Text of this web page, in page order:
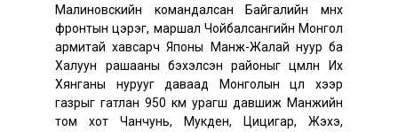
Малиновскийн командалсан Байгалийн өмнөх
фронтын цэрэг, маршал Чойбалсангийн Монгол
армитай хавсарч Японы Манж-Жалай нуур ба
Халуун рашааны бэхэлсэн районыг цөмлөн Их
Хянганы нурууг даваад Монголын цөл хээр
газрыг гатлан 950 км урагш давшиж Манжийн
том хот Чанчунь, Мукден, Цицигар, Жэхэ,